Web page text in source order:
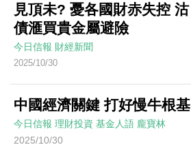
見頂未? 憂各國財赤失控 沽
債滙買貴金屬避險
今日信報 財經新聞
2025/10/30
中國經濟關鍵 打好慢牛根基
今日信報 理財投資 基金人語 龐寶林
2025/10/30